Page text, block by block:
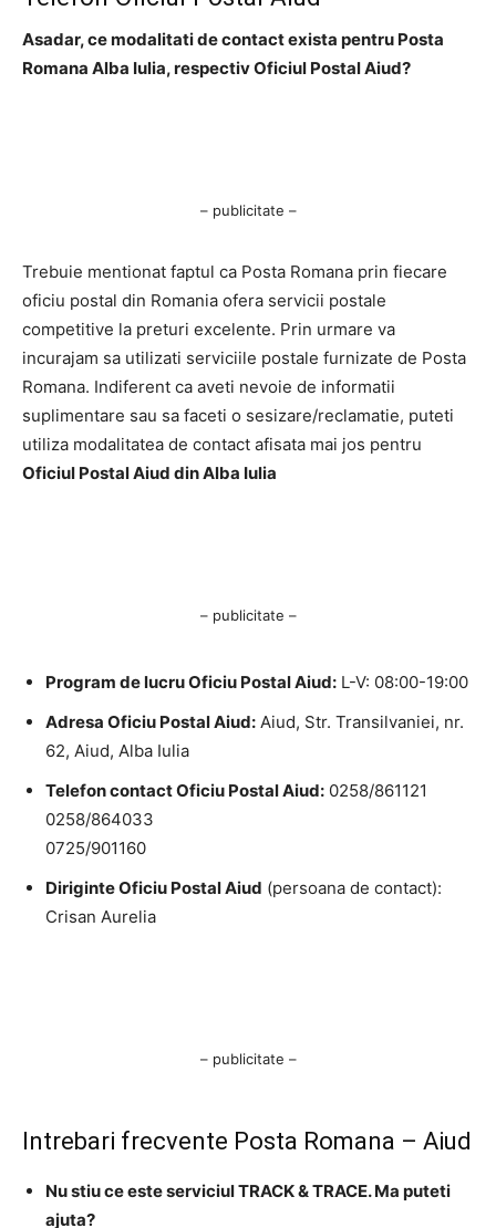
Asadar, ce modalitati de contact exista pentru Posta
Romana Alba Iulia, respectiv Oficiul Postal Aiud?
– publicitate –
Trebuie mentionat faptul ca Posta Romana prin fiecare
oficiu postal din Romania ofera servicii postale
competitive la preturi excelente. Prin urmare va
incurajam sa utilizati serviciile postale furnizate de Posta
Romana. Indiferent ca aveti nevoie de informatii
suplimentare sau sa faceti o sesizare/reclamatie, puteti
utiliza modalitatea de contact afisata mai jos pentru
Oficiul Postal Aiud din Alba Iulia
– publicitate –
Program de lucru Oficiu Postal Aiud: L-V: 08:00-19:00
Adresa Oficiu Postal Aiud: Aiud, Str. Transilvaniei, nr.
62, Aiud, Alba Iulia
Telefon contact Oficiu Postal Aiud: 0258/861121
0258/864033
0725/901160
Diriginte Oficiu Postal Aiud (persoana de contact):
Crisan Aurelia
– publicitate –
Intrebari frecvente Posta Romana – Aiud
Nu stiu ce este serviciul TRACK & TRACE. Ma puteti
ajuta?